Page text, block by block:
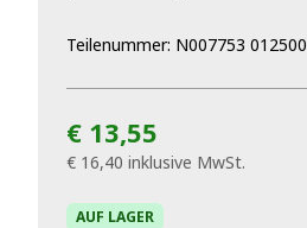
Teilenummer: N007753 012500
€ 13,55
€ 16,40 inklusive MwSt.
AUF LAGER